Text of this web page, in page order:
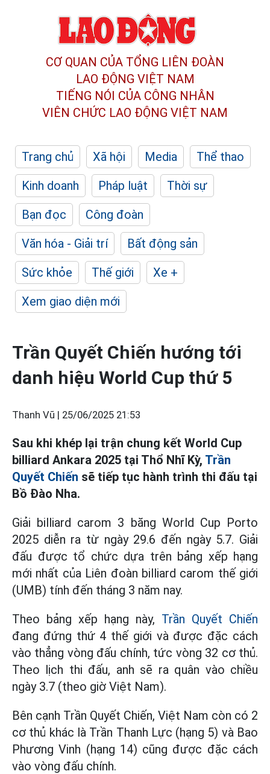
CƠ QUAN CỦA TỔNG LIÊN ĐOÀN
LAO ĐỘNG VIỆT NAM
TIẾNG NÓI CỦA CÔNG NHÂN
VIÊN CHỨC LAO ĐỘNG VIỆT NAM
Trang chủ Xã hội Media
Thể thao
Kinh doanh
Pháp luật
Thời sự
Bạn đọc
Công đoàn
Văn hóa - Giải trí
Bất động sản
Sức khỏe
Thế giới
Xe +
Xem giao diện mới
Trần Quyết Chiến hướng tới
danh hiệu World Cup thứ 5
Thanh Vũ | 25/06/2025 21:53
Sau khi khép lại trận chung kết World Cup
billiard Ankara 2025 tại Thổ Nhĩ Kỳ, Trần
Quyết Chiến sẽ tiếp tục hành trình thi đấu tại
Bồ Đào Nha.
Giải billiard carom 3 băng World Cup Porto
2025 diễn ra từ ngày 29.6 đến ngày 5.7. Giải
đấu được tổ chức dựa trên bảng xếp hạng
mới nhất của Liên đoàn billiard carom thế giới
(UMB) tính đến tháng 3 năm nay.
Theo bảng xếp hạng này, Trần Quyết Chiến
đang đứng thứ 4 thế giới và được đặc cách
vào thẳng vòng đấu chính, tức vòng 32 cơ thủ.
Theo lịch thi đấu, anh sẽ ra quân vào chiều
ngày 3.7 (theo giờ Việt Nam).
Bên cạnh Trần Quyết Chiến, Việt Nam còn có 2
cơ thủ khác là Trần Thanh Lực (hạng 5) và Bao
Phương Vinh (hạng 14) cũng được đặc cách
vào vòng đấu chính.